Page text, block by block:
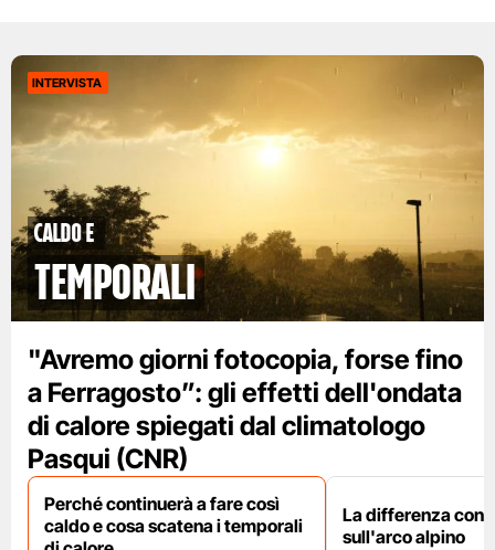
INTERVISTA
caldo e
temporali
"Avremo giorni fotocopia, forse fino
a Ferragosto”: gli effetti dell'ondata
di calore spiegati dal climatologo
Pasqui (CNR)
Perché continuerà a fare così
caldo e cosa scatena i temporali
La differenza con
sull'arco alpino